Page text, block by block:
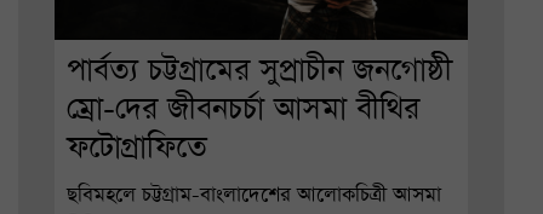
পার্বত্য চট্টগ্রামের সুপ্রাচীন জনগোষ্ঠী
ম্রো-দের জীবনচর্চা আসমা বীথির
ফটোগ্রাফিতে
ছবিমহলে চট্টগ্রাম-বাংলাদেশের আলোকচিত্রী আসমা